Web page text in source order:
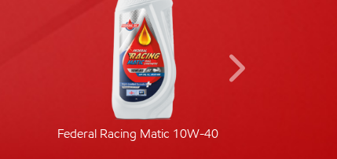
Federal Racing Matic 10W-40